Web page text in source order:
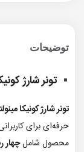
توضیحات
تونر شارژ
تونر شارژ کونیکا
حرفه‌ای برای
محصول شاملچهار